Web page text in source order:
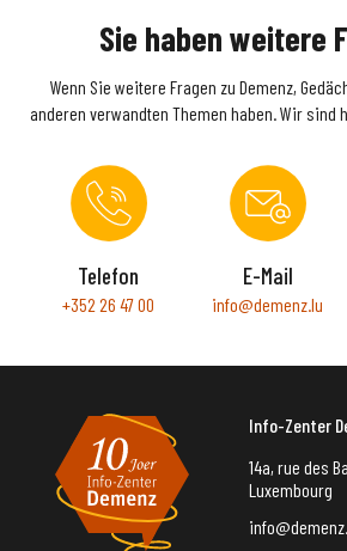
Sie haben weitere
Wenn Sie weitere Fragen zu Demenz,
anderen verwandten Themen haben. Wir sind
Telefon
+352 26 47 00
E-Mail
info@demenz.lu
Info-Zenter
14a, rue des
Luxembourg